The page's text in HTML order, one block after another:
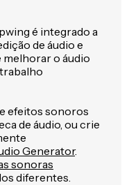
é integrado a
de áudio e
melhorar o áudio
efeitos sonoros
de áudio, ou crie
Generator.
sonoras
diferentes.